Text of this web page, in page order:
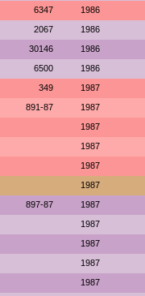
6347 1986
2067 1986
30146 1986
6500 1986
349 1987
891-87 1987
1987
1987
1987
1987
897-87 1987
1987
1987
1987
1987